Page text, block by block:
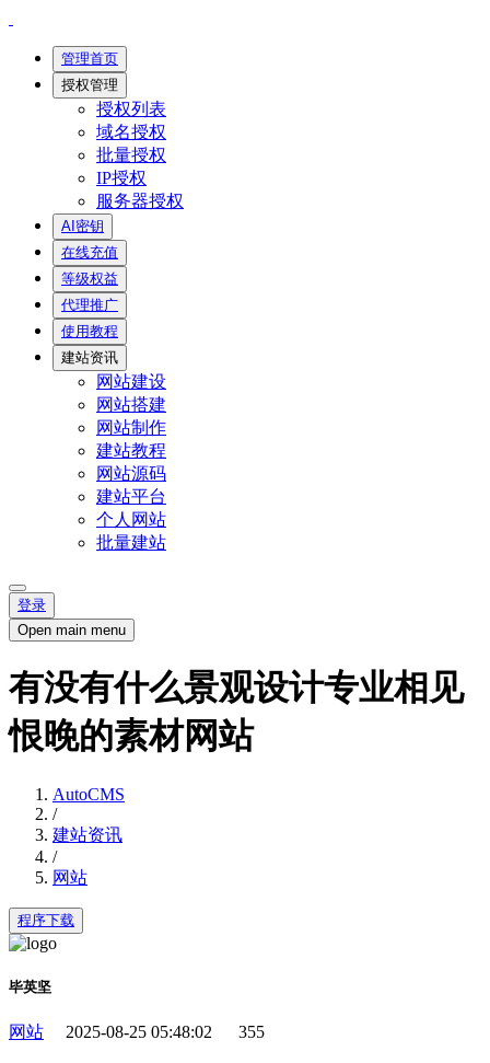
管理首页
授权管理
授权列表
域名授权
批量授权
IP授权
服务器授权
AI密钥
在线充值
等级权益
代理推广
使用教程
建站资讯
网站建设
网站搭建
网站制作
建站教程
网站源码
建站平台
个人网站
批量建站
登录
Open main menu
有没有什么景观设计专业相见
恨晚的素材网站
AutoCMS
/
建站资讯
/
网站
程序下载
毕英坚
网站 2025-08-25 05:48:02 355